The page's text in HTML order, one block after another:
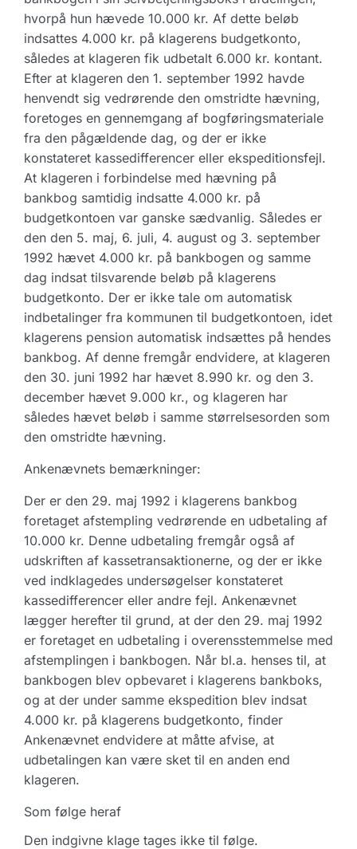
hvorpå hun hævede 10.000 kr. Af dette beløb
indsattes 4.000 kr. på klagerens budgetkonto,
således at klageren fik udbetalt 6.000 kr. kontant.
Efter at klageren den 1. september 1992 havde
henvendt sig vedrørende den omstridte hævning,
foretoges en gennemgang af bogføringsmateriale
fra den pågældende dag, og der er ikke
konstateret kassedifferencer eller ekspeditionsfejl.
At klageren i forbindelse med hævning på
bankbog samtidig indsatte 4.000 kr. på
budgetkontoen var ganske sædvanlig. Således er
den den 5. maj, 6. juli, 4. august og 3. september
1992 hævet 4.000 kr. på bankbogen og samme
dag indsat tilsvarende beløb på klagerens
budgetkonto. Der er ikke tale om automatisk
indbetalinger fra kommunen til budgetkontoen, idet
klagerens pension automatisk indsættes på hendes
bankbog. Af denne fremgår endvidere, at klageren
den 30. juni 1992 har hævet 8.990 kr. og den 3.
december hævet 9.000 kr., og klageren har
således hævet beløb i samme størrelsesorden som
den omstridte hævning.
Ankenævnets bemærkninger:
Der er den 29. maj 1992 i klagerens bankbog
foretaget afstempling vedrørende en udbetaling af
10.000 kr. Denne udbetaling fremgår også af
udskriften af kassetransaktionerne, og der er ikke
ved indklagedes undersøgelser konstateret
kassedifferencer eller andre fejl. Ankenævnet
lægger herefter til grund, at der den 29. maj 1992
er foretaget en udbetaling i overensstemmelse med
afstemplingen i bankbogen. Når bl.a. henses til, at
bankbogen blev opbevaret i klagerens bankboks,
og at der under samme ekspedition blev indsat
4.000 kr. på klagerens budgetkonto, finder
Ankenævnet endvidere at måtte afvise, at
udbetalingen kan være sket til en anden end
klageren.
Som følge heraf
Den indgivne klage tages ikke til følge.